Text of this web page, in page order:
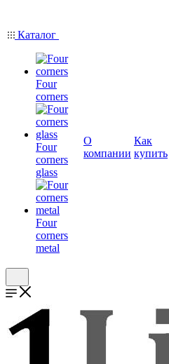
Каталог
Four
corners
Four
corners
glass
Four
corners
metal
О
компании
Как
купить